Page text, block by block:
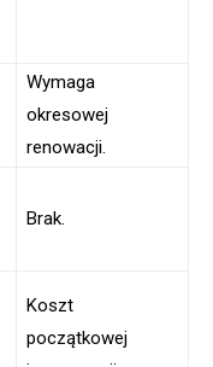
Wymaga
okresowej
renowacji.
Brak.
Koszt
początkowej